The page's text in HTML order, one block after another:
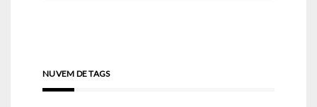
NUVEM DE TAGS